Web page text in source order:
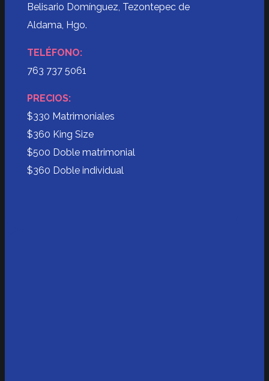
Belisario Domínguez, Tezontepec de
Aldama, Hgo.
TELÉFONO:
763 737 5061
PRECIOS:
$330 Matrimoniales
$360 King Size
$500 Doble matrimonial
$360 Doble individual